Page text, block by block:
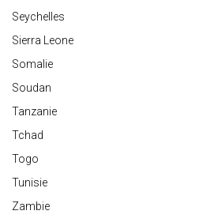
Seychelles
Sierra Leone
Somalie
Soudan
Tanzanie
Tchad
Togo
Tunisie
Zambie